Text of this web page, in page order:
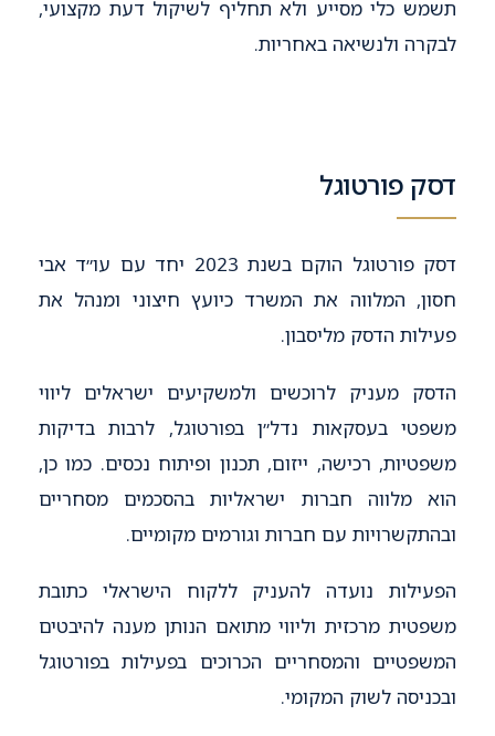
תשמש כלי מסייע ולא תחליף לשיקול דעת מקצועי,
לבקרה ולנשיאה באחריות.
דסק פורטוגל
דסק פורטוגל הוקם בשנת 2023 יחד עם עו״ד אבי
חסון, המלווה את המשרד כיועץ חיצוני ומנהל את
פעילות הדסק מליסבון.
הדסק מעניק לרוכשים ולמשקיעים ישראלים ליווי
משפטי בעסקאות נדל״ן בפורטוגל, לרבות בדיקות
משפטיות, רכישה, ייזום, תכנון ופיתוח נכסים. כמו כן,
הוא מלווה חברות ישראליות בהסכמים מסחריים
ובהתקשרויות עם חברות וגורמים מקומיים.
הפעילות נועדה להעניק ללקוח הישראלי כתובת
משפטית מרכזית וליווי מתואם הנותן מענה להיבטים
המשפטיים והמסחריים הכרוכים בפעילות בפורטוגל
ובכניסה לשוק המקומי.